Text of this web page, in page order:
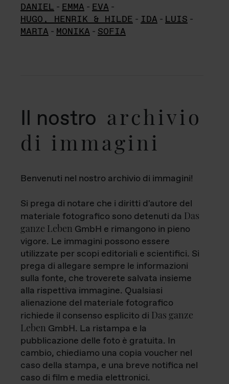
DANIEL - EMMA - EVA -
HUGO, HENRIK & HILDE - IDA - LUIS -
MARTA - MONIKA - SOFIA
Il nostro archivio
di immagini
Benvenuti nel nostro archivio di immagini!
Si prega di notare che i diritti d'autore del
materiale fotografico sono detenuti da Das
ganze Leben GmbH e rimangono in pieno
vigore. Le immagini possono essere
utilizzate per scopi editoriali e scientifici. Si
prega di allegare sempre le informazioni
sulla fonte, che troverete salvata insieme
alla rispettiva immagine. Qualsiasi
alienazione del materiale fotografico
richiede il consenso esplicito di Das ganze
Leben GmbH. La ristampa e la
pubblicazione delle foto è gratuita. In
cambio, chiediamo una copia voucher nel
caso della stampa, e una breve notifica nel
caso di film e media elettronici.